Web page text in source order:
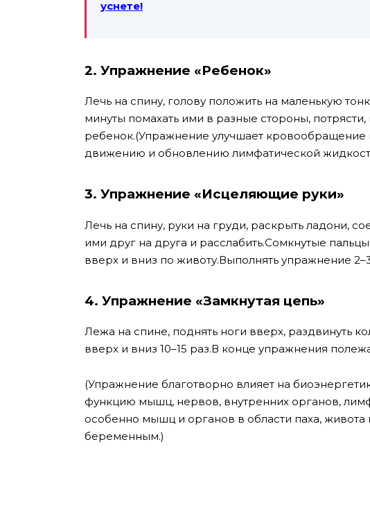
уснете!
2. Упражнение «Ребенок»
Лечь на спину, голову положить на маленькую
минуты помахать ими в разные стороны,
ребенок.(Упражнение улучшает кровообращение
движению и обновлению лимфатической
3. Упражнение «Исцеляющие руки»
Лечь на спину, руки на груди, раскрыть ладони,
ими друг на друга и расслабить.Сомкнутые
вверх и вниз по животу.Выполнять упражнение
4. Упражнение «Замкнутая цепь»
Лежа на спине, поднять ноги вверх, раздвинуть
вверх и вниз 10–15 раз.В конце упражнения
(Упражнение благотворно влияет на
функцию мышц, нервов, внутренних органов,
особенно мышц и органов в области паха,
беременным.)